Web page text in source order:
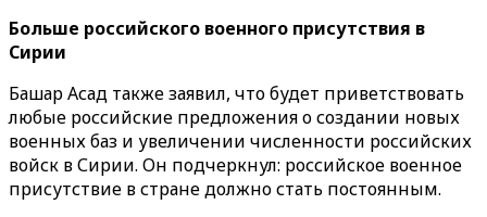
Больше российского военного присутствия в
Сирии
Башар Асад также заявил, что будет приветствовать
любые российские предложения о создании новых
военных баз и увеличении численности российских
войск в Сирии. Он подчеркнул: российское военное
присутствие в стране должно стать постоянным.